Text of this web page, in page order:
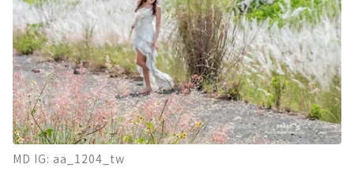
MD IG: aa_1204_tw